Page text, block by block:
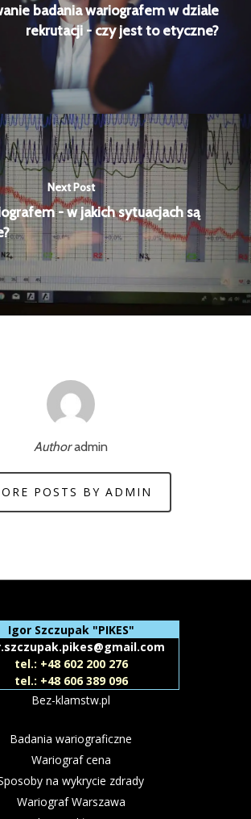
badania wariografem w dziale
rekrutacji - czy jest to etyczne?
Next Post
- w jakich sytuacjach są
Authoradmin
POSTS BY ADMIN
Igor Szczupak "PIKES"
tel.: +48 602 200 276
tel.: +48 606 389 096
Bez-klamstw.pl
Badania wariograficzne
Wariograf cena
na wykrycie zdrady
Wariograf Warszawa